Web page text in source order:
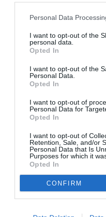
Personal Data
I want to opt-out of the
personal data.
Opted In
I want to opt-out of the
Personal Data.
Opted In
I want to opt-out of
Personal Data for
Opted In
I want to opt-out of
Retention, Sale, and/or
Personal Data that Is
Purposes for which it
Opted In
CONFIRM
παιχνίδι της χαράς,
της Κάρμεν
Ρουγγέρη στο 55ο
Φεστιβάλ Ολύμπου
2026
O κύριος Βρομύλος,
σκηνοθεσία